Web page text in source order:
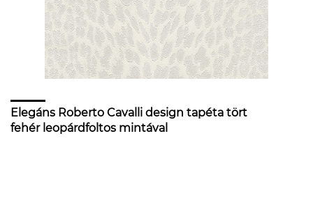
Elegáns Roberto Cavalli design tapéta tört
fehér leopárdfoltos mintával